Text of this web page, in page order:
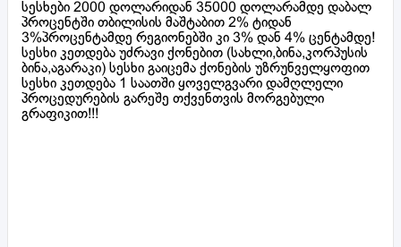
სესხები 2000 დოლარიდან 35000 დოლარამდე დაბალ
პროცენტში თბილისის მაშტაბით 2% ტიდან
3%პროცენტამდე რეგიონებში კი 3% დან 4% ცენტამდე!
სესხი კეთდება უძრავი ქონებით (სახლი,ბინა,კორპუსის
ბინა,აგარაკი) სესხი გაიცემა ქონების უზრუნველყოფით
სესხი კეთდება 1 საათში ყოველგვარი დამღლელი
პროცედურების გარეშე თქვენთვის მორგებული
გრაფიკით!!!